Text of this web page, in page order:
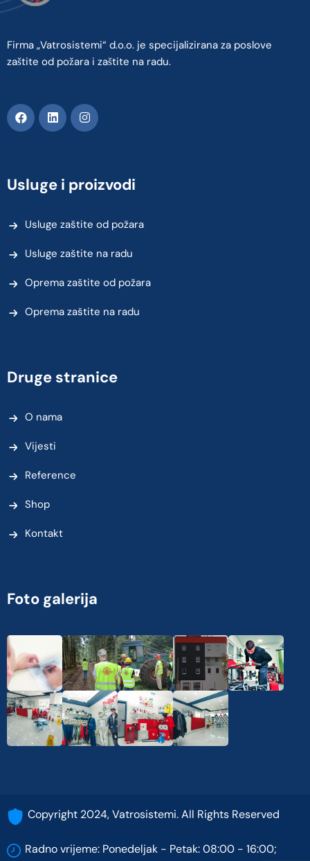
Firma „Vatrosistemi“ d.o.o. je specijalizirana za poslove
zaštite od požara i zaštite na radu.
Usluge i proizvodi
Usluge zaštite od požara
Usluge zaštite na radu
Oprema zaštite od požara
Oprema zaštite na radu
Druge stranice
O nama
Vijesti
Reference
Shop
Kontakt
Foto galerija
Copyright 2024, Vatrosistemi. All Rights Reserved
Radno vrijeme: Ponedeljak - Petak: 08:00 - 16:00;